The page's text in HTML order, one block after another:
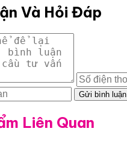
Và Hỏi Đáp
Gửi bình luận
Liên Quan